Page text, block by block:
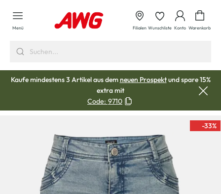
springen
Menü Filialen Wunschliste Konto Warenkorb
Kaufe mindestens 3 Artikel aus demneuen Prospektund spare 15%
extra mit
Code: 9710
-33%